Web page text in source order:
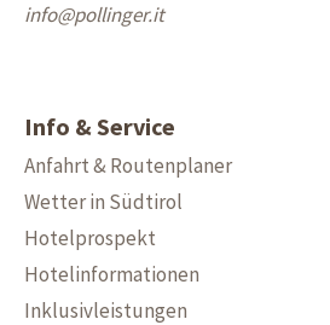
info@pollinger.it
Info & Service
Anfahrt & Routenplaner
Wetter in Südtirol
Hotelprospekt
Hotelinformationen
Inklusivleistungen